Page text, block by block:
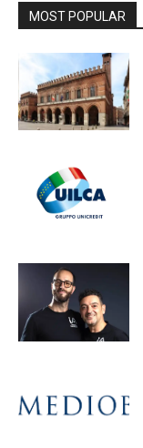
MOST POPULAR